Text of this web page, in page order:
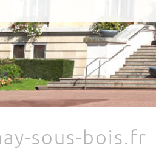
sous-bois.fr